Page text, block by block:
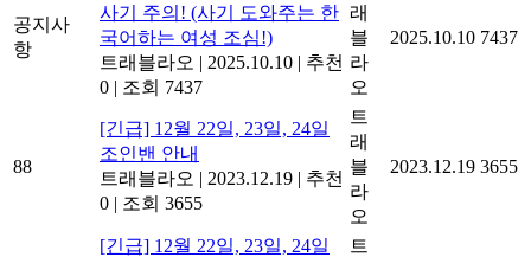
공지사
항
사기 주의! (사기 도와주는 한
국어하는 여성 조심!)
트래블라오 | 2025.10.10 | 추천
0 | 조회 7437
래
블
라
오
2025.10.10 7437
88
[긴급] 12월 22일, 23일, 24일
조인밴 안내
트래블라오 | 2023.12.19 | 추천
0 | 조회 3655
트
래
블
라
오
2023.12.19 3655
[긴급] 12월 22일, 23일, 24일
트